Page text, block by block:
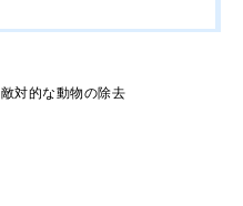
対的な動物の除去